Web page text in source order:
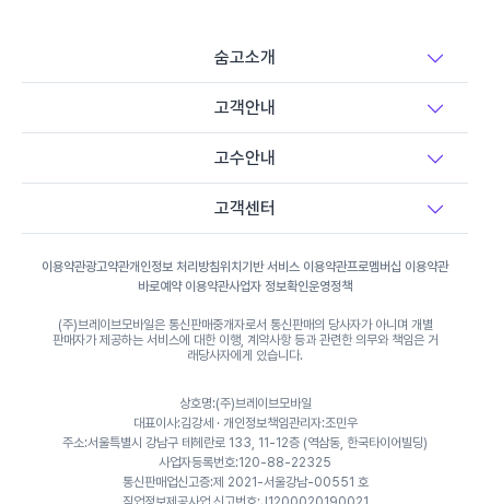
플라멩코댄스 레슨
숨고소개
고객안내
고수안내
고객센터
이용약관광고약관개인정보 처리방침위치기반 서비스 이용약관프로멤버십 이용약관
바로예약 이용약관사업자 정보확인운영정책
(주)브레이브모바일은 통신판매중개자로서 통신판매의 당사자가 아니며 개별
판매자가 제공하는 서비스에 대한 이행, 계약사항 등과 관련한 의무와 책임은 거
래당사자에게 있습니다.
상호명:(주)브레이브모바일
대표이사:김강세 · 개인정보책임관리자:조민우
주소:서울특별시 강남구 테헤란로 133, 11-12층 (역삼동, 한국타이어빌딩)
사업자등록번호:120-88-22325
통신판매업신고증:제 2021-서울강남-00551 호